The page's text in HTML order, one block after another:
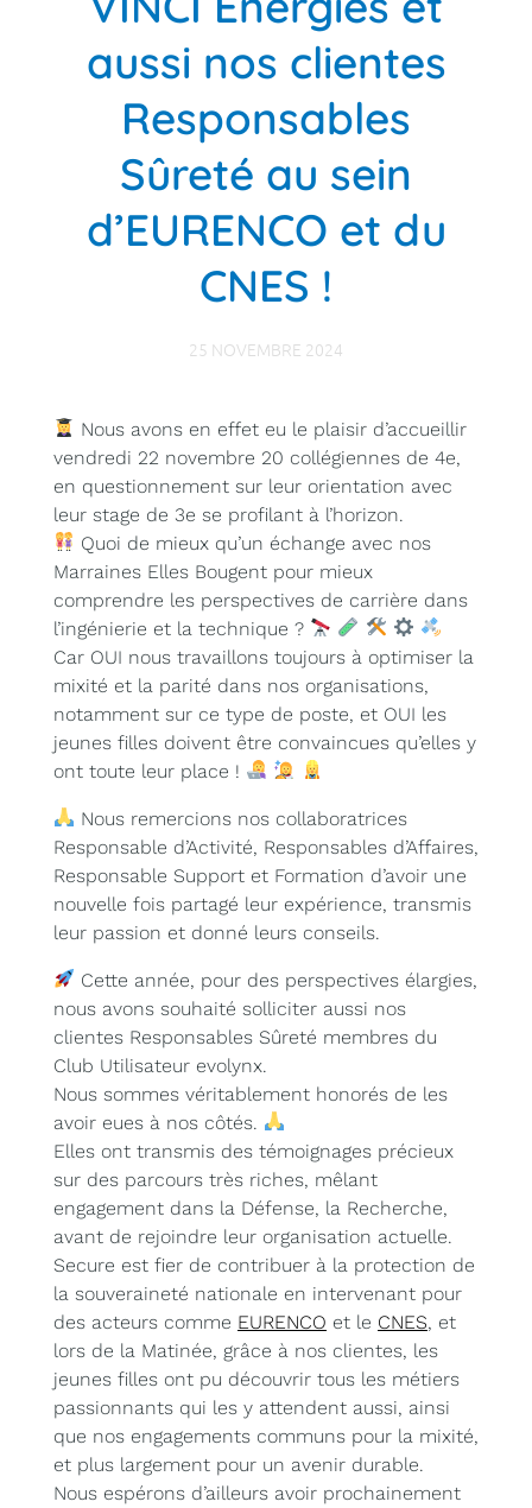
aussi nos clientes
Responsables
Sûreté au sein
d’EURENCO et du
CNES !
25 NOVEMBRE 2024
Nous avons en effet eu le plaisir d’accueillir
vendredi 22 novembre 20 collégiennes de 4e,
en questionnement sur leur orientation avec
leur stage de 3e se profilant à l’horizon.
Quoi de mieux qu’un échange avec nos
Marraines Elles Bougent pour mieux
comprendre les perspectives de carrière dans
l’ingénierie et la technique ?
Car OUI nous travaillons toujours à optimiser la
mixité et la parité dans nos organisations,
notamment sur ce type de poste, et OUI les
jeunes filles doivent être convaincues qu’elles y
ont toute leur place !
Nous remercions nos collaboratrices
Responsable d’Activité, Responsables d’Affaires,
Responsable Support et Formation d’avoir une
nouvelle fois partagé leur expérience, transmis
leur passion et donné leurs conseils.
Cette année, pour des perspectives élargies,
nous avons souhaité solliciter aussi nos
clientes Responsables Sûreté membres du
Club Utilisateur evolynx.
Nous sommes véritablement honorés de les
avoir eues à nos côtés.
Elles ont transmis des témoignages précieux
sur des parcours très riches, mêlant
engagement dans la Défense, la Recherche,
avant de rejoindre leur organisation actuelle.
Secure est fier de contribuer à la protection de
la souveraineté nationale en intervenant pour
des acteurs comme EURENCO et le CNES, et
lors de la Matinée, grâce à nos clientes, les
jeunes filles ont pu découvrir tous les métiers
passionnants qui les y attendent aussi, ainsi
que nos engagements communs pour la mixité,
et plus largement pour un avenir durable.
Nous espérons d’ailleurs avoir prochainement